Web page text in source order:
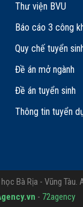
Thư viện BVU
Báo cáo 3 công
Quy chế tuyển
Đề án mở ngành
Đề án tuyển sinh
Thông tin tuyển
Bà Rịa - Vũng Tàu.
- 72agency